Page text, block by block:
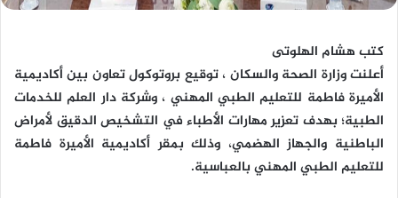
كتب هشام الهلوتى
أعلنت وزارة الصحة والسكان ، توقيع بروتوكول تعاون بين أكاديمية
الأميرة فاطمة للتعليم الطبي المهني ، وشركة دار العلم للخدمات
الطبية؛ بهدف تعزير مهارات الأطباء في التشخيص الدقيق لأمراض
الباطنية والجهاز الهضمي، وذلك بمقر أكاديمية الأميرة فاطمة
للتعليم الطبي المهني بالعباسية.